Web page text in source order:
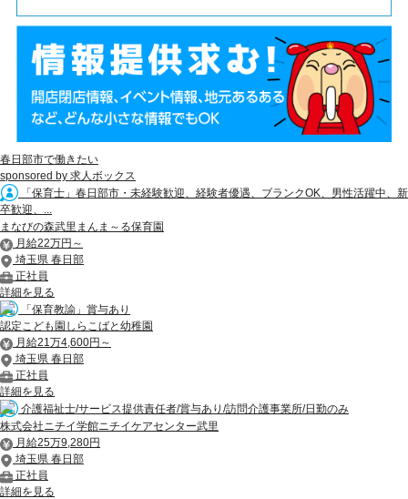
春日部市で働きたい
sponsored by 求人ボックス
「保育士」春日部市・未経験歓迎、経験者優遇、ブランクOK、男性活躍中、新
卒歓迎、...
まなびの森武里まんま～る保育園
月給22万円～
埼玉県 春日部
正社員
詳細を見る
「保育教諭」賞与あり
認定こども園しらこばと幼稚園
月給21万4,600円～
埼玉県 春日部
正社員
詳細を見る
介護福祉士/サービス提供責任者/賞与あり/訪問介護事業所/日勤のみ
株式会社ニチイ学館ニチイケアセンター武里
月給25万9,280円
埼玉県 春日部
正社員
詳細を見る